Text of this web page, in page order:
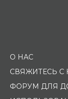
О НАС
СВЯЖИТЕСЬ С
ФОРУМ ДЛЯ